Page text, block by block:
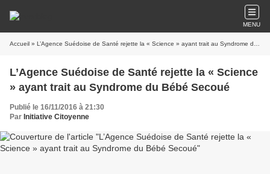
MENU
Accueil » L’Agence Suédoise de Santé rejette la « Science » ayant trait au Syndrome du Bébé Secoué
L’Agence Suédoise de Santé rejette la « Science
» ayant trait au Syndrome du Bébé Secoué
Publié le 16/11/2016 à 21:30
Par Initiative Citoyenne